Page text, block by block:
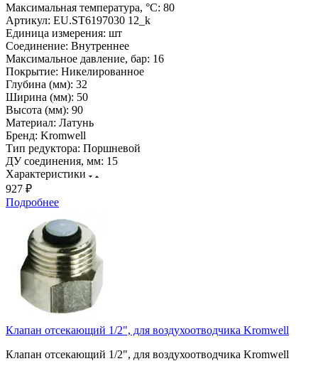
Максимальная температура, °С: 80
Артикул: EU.ST6197030 12_k
Единица измерения: шт
Соединение: Внутреннее
Максимальное давление, бар: 16
Покрытие: Никелированное
Глубина (мм): 32
Ширина (мм): 50
Высота (мм): 90
Материал: Латунь
Бренд: Kromwell
Тип редуктора: Поршневой
ДУ соединения, мм: 15
Характеристики
927 ₽
Подробнее
Клапан отсекающий 1/2", для воздухоотводчика Kromwell
Клапан отсекающий 1/2", для воздухоотводчика Kromwell